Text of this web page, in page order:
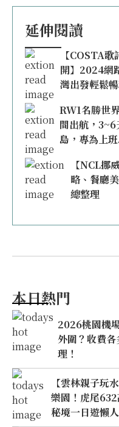
延伸閱讀
【COSTA
開】2024網
灣出發輕鬆
RW1名勝世
間出航，
島，專為上
【NCL挪
略、餐廳
總整理
本日熱門
2026桃園機
外圍？收費
理！
【雲林親子玩
樂園！虎尾
秘境一日遊懶